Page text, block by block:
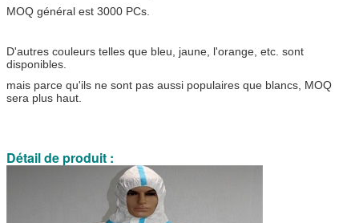
MOQ général est 3000 PCs.
D'autres couleurs telles que bleu, jaune, l'orange, etc. sont
disponibles.
mais parce qu'ils ne sont pas aussi populaires que blancs, MOQ
sera plus haut.
Détail de produit :